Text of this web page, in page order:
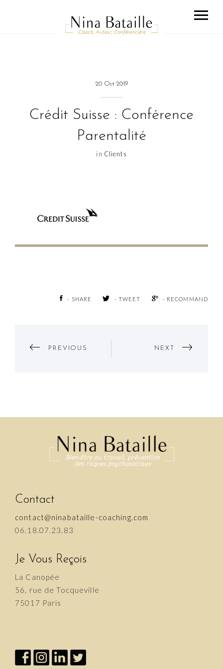
20 Oct 2019
Crédit Suisse : Conférence
Parentalité
in Clients
- SHARE - TWEET - RECOMMAND
PREVIOUS NEXT
Contact
contact@ninabataille-coaching.com
06.18.07.23.83
Je Vous Reçois
La Canopée
56, rue de Tocqueville
75017 Paris